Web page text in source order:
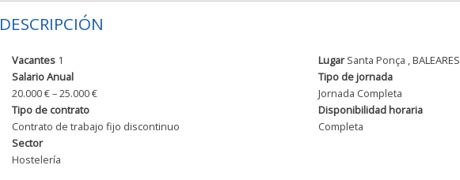
DESCRIPCIÓN
Vacantes 1 Lugar Santa Ponça , BALEARES
Salario Anual
20.000 € – 25.000 €
Tipo de jornada
Jornada Completa
Tipo de contrato
Contrato de trabajo fijo discontinuo
Disponibilidad horaria
Completa
Sector
Hostelería